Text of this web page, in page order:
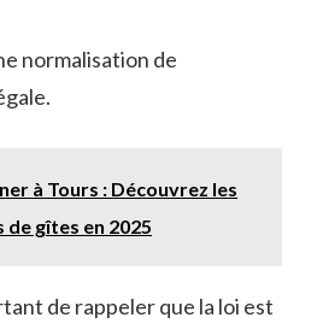
normalisation de
à Tours : Découvrez les
gîtes en 2025
de rappeler que la loi est